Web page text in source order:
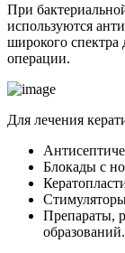
При
используются
широкого спектра
операции.
Для лечения
Блокады с
Препараты,
образований.